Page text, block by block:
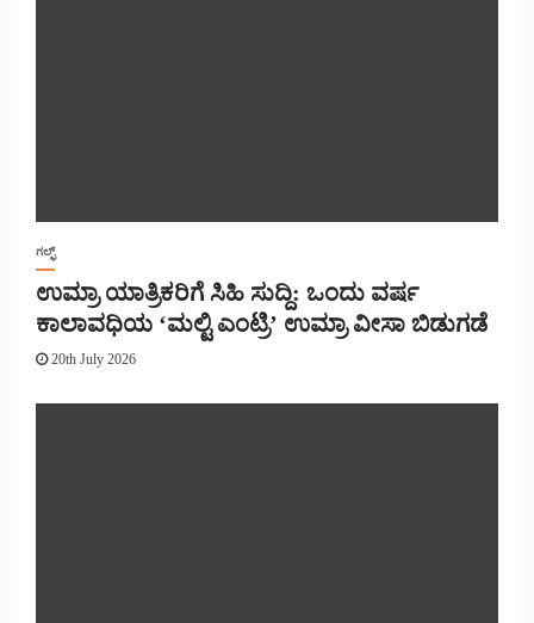
ಗಲ್ಫ್
ಉಮ್ರಾ ಯಾತ್ರಿಕರಿಗೆ ಸಿಹಿ ಸುದ್ದಿ: ಒಂದು ವರ್ಷ
ಕಾಲಾವಧಿಯ ‘ಮಲ್ಟಿ ಎಂಟ್ರಿ’ ಉಮ್ರಾ ವೀಸಾ ಬಿಡುಗಡೆ
20th July 2026